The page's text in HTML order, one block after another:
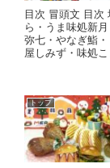
目次 冒頭文 目次
ら・うま味処新
弥七・やなぎ鮨
屋しみず・味処こ
トップ